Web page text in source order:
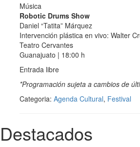
Música
Robotic Drums Show
Daniel “Tatita” Márquez
Intervención plástica en vivo: Walter
Teatro Cervantes
Guanajuato | 18:00 h
Entrada libre
*Programación sujeta a cambios de
Categoria: Agenda Cultural, Festival
Destacados